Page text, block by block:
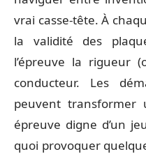
vrai casse-tête. À
la validité des
l’épreuve la rigueur
conducteur. Les
peuvent transformer
épreuve digne d’un
quoi provoquer